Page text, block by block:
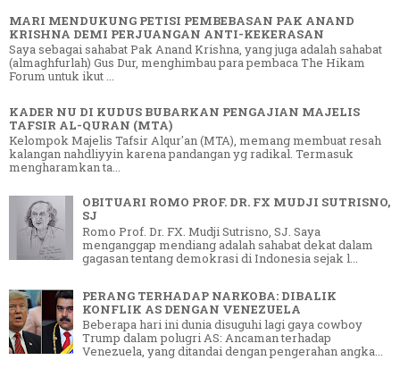
MARI MENDUKUNG PETISI PEMBEBASAN PAK ANAND
KRISHNA DEMI PERJUANGAN ANTI-KEKERASAN
Saya sebagai sahabat Pak Anand Krishna, yang juga adalah sahabat
(almaghfurlah) Gus Dur, menghimbau para pembaca The Hikam
Forum untuk ikut ...
KADER NU DI KUDUS BUBARKAN PENGAJIAN MAJELIS
TAFSIR AL-QURAN (MTA)
Kelompok Majelis Tafsir Alqur'an (MTA), memang membuat resah
kalangan nahdliyyin karena pandangan yg radikal. Termasuk
mengharamkan ta...
OBITUARI ROMO PROF. DR. FX MUDJI SUTRISNO,
SJ
Romo Prof. Dr. FX. Mudji Sutrisno, SJ. Saya
menganggap mendiang adalah sahabat dekat dalam
gagasan tentang demokrasi di Indonesia sejak l...
PERANG TERHADAP NARKOBA: DIBALIK
KONFLIK AS DENGAN VENEZUELA
Beberapa hari ini dunia disuguhi lagi gaya cowboy
Trump dalam polugri AS: Ancaman terhadap
Venezuela, yang ditandai dengan pengerahan angka...